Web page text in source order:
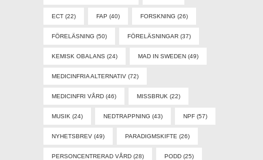
ECT (22) FAP (40) FORSKNING (26)
FÖRELÄSNING (50) FÖRELÄSNINGAR (37)
KEMISK OBALANS (24) MAD IN SWEDEN (49)
MEDICINFRIA ALTERNATIV (72)
MEDICINFRI VÅRD (46) MISSBRUK (22)
MUSIK (24) NEDTRAPPNING (43) NPF (57)
NYHETSBREV (49) PARADIGMSKIFTE (26)
PERSONCENTRERAD VÅRD (28) PODD (25)